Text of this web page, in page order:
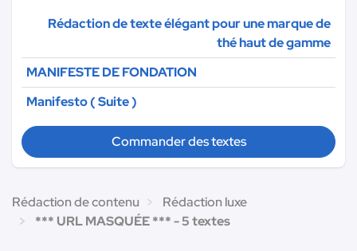
Rédaction de texte élégant pour une marque de
thé haut de gamme
MANIFESTE DE FONDATION
Manifesto ( Suite )
Commander des textes
Rédaction de contenu
Rédaction luxe
*** URL MASQUÉE *** - 5 textes